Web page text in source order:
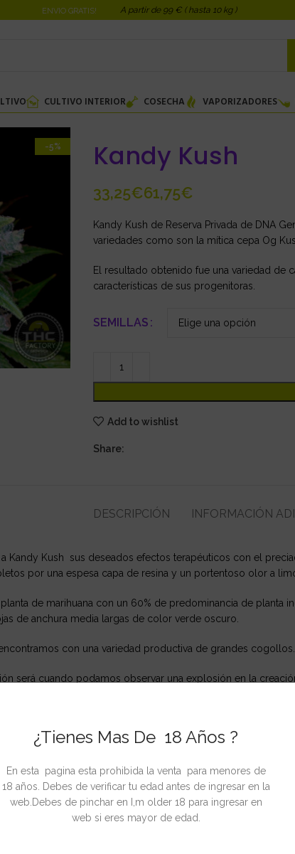
¿Tienes Mas De 18 Años ?
En esta pagina esta prohibida la venta para menores de
18 años. Debes de verificar tu edad antes de ingresar en la
web.Debes de pinchar en I,m older 18 para ingresar en
web si eres mayor de edad.
ENVIO GRATIS! A partir de 99 € ( hasta 10 kg )
CULTIVO INTERIOR COSECHA VAPORIZADORES
-5% Kandy Kush
€ €
Kandy Kush de Reserva Privada de DNA
variedades como son la mítica cepa Og
El resultado obtenido fue una variedad de
características de sus progenitoras.
SEMILLAS
Add to wishlist
Share:
DESCRIPCIÓN INFORMACIÓN
Kandy Kush sus deseados efectos terapéuticos con el
por una espesa capa de resina y un portentoso olor a
de marihuana con un 60% de predominancia de planta
de anchura media largas de color verde oscuro.
con una variedad productiva de grandes cogollos.
será cuando podamos observar una explosión en la
que crean sus flores junto a un olor y sabor típico
concursos cannábicos a nivel internacional en el